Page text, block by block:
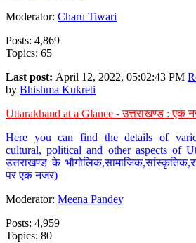
Moderator: Charu Tiwari
Posts: 4,869
Topics: 65
Last post: April 12, 2022, 05:02:43 PM
by Bhishma Kukreti
Uttarakhand at a Glance - उत्तराखण्ड : एक
Here you can find the details of
cultural, political and other aspects of
उत्तराखण्ड के
पर एक नजर)
Moderator: Meena Pandey
Posts: 4,959
Topics: 80